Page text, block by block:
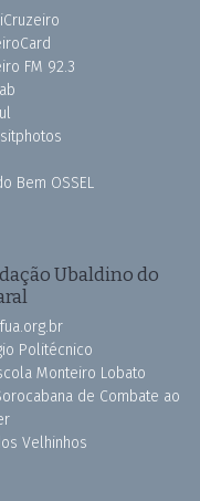
FM 92.3
Bem OSSEL
Ubaldino do
Politécnico
Monteiro Lobato
de Combate ao
Velhinhos